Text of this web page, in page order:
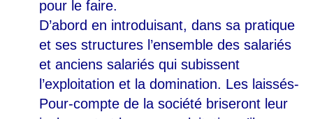
pour le faire.
D’abord en introduisant, dans sa pratique
et ses structures l’ensemble des salariés
et anciens salariés qui subissent
l’exploitation et la domination. Les laissés-
Pour-compte de la société briseront leur